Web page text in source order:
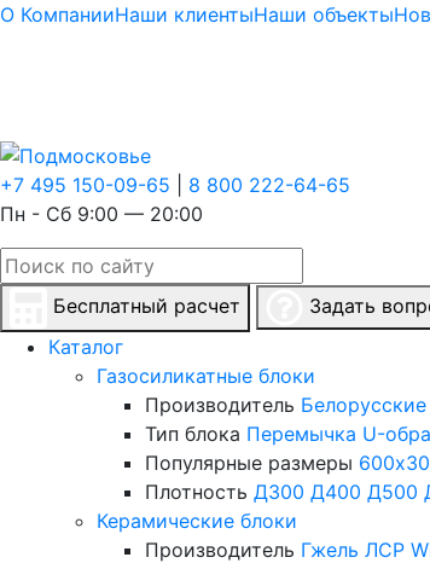
О КомпанииНаши клиентыНаши объекты
+7 495 150-09-65
8 800 222-64-65
Пн - Сб 9:00 — 20:00
Бесплатный расчет
Задать
Каталог
Газосиликатные блоки
Производитель Белорусские
Тип блока Перемычка U-
Популярные размеры
Плотность Д300 Д400 Д500
Керамические блоки
Производитель Гжель ЛСР